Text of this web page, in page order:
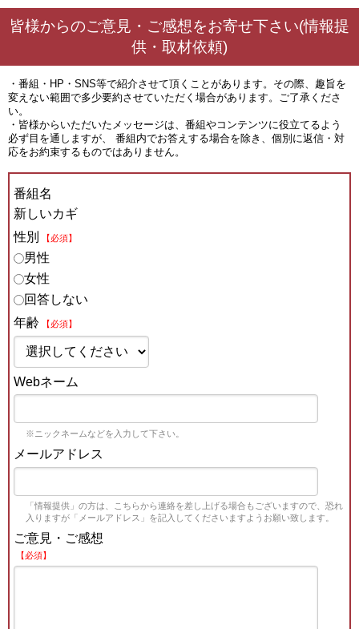
皆様からのご意見・ご感想をお寄せ下さい(情報提
供・取材依頼)
・番組・HP・SNS等で紹介させて頂くことがあります。その際、趣旨を
変えない範囲で多少要約させていただく場合があります。ご了承くださ
い。
・皆様からいただいたメッセージは、番組やコンテンツに役立てるよう
必ず目を通しますが、 番組内でお答えする場合を除き、個別に返信・対
応をお約束するものではありません。
番組名
新しいカギ
性別
【必須】
男性
女性
回答しない
年齢
【必須】
Webネーム
※ニックネームなどを入力して下さい。
メールアドレス
「情報提供」の方は、こちらから連絡を差し上げる場合もございますので、恐れ
入りますが「メールアドレス」を記入してくださいますようお願い致します。
ご意見・ご感想
【必須】